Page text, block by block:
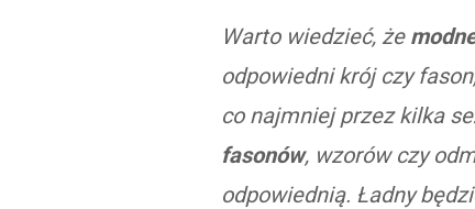
Warto wiedzieć, że
odpowiedni krój czy
co najmniej przez kilka
fasonów, wzorów czy
odpowiednią. Ładny